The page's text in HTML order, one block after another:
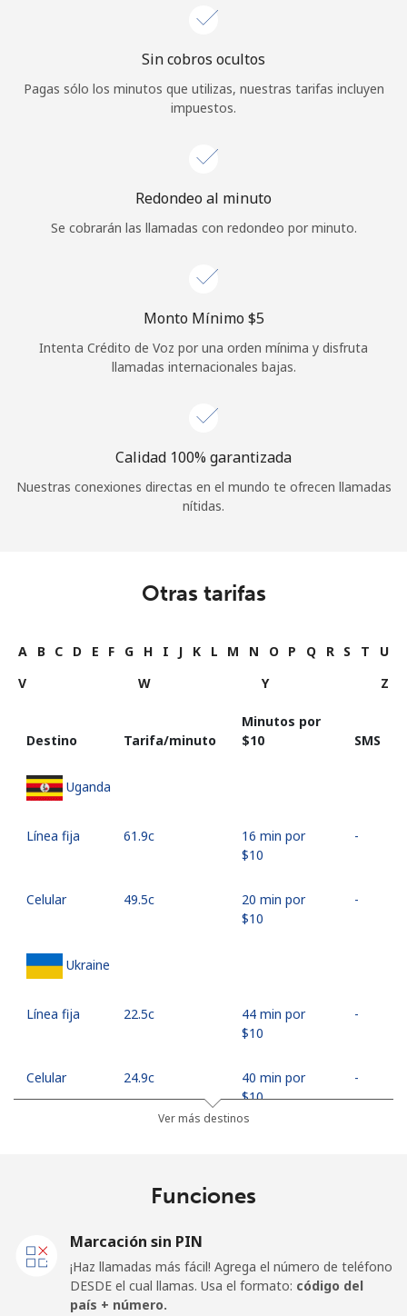
¿Olvidaste tu contraseña? →
Iniciar Sesión
Sin cobros ocultos
Pagas sólo los minutos que utilizas, nuestras tarifas incluyen
impuestos.
Redondeo al minuto
Se cobrarán las llamadas con redondeo por minuto.
Monto Mínimo ⁦$5⁩
Intenta Crédito de Voz por una orden mínima y disfruta
llamadas internacionales bajas.
Calidad 100% garantizada
Nuestras conexiones directas en el mundo te ofrecen llamadas
nítidas.
Otras tarifas
A B C D E F G H I J K L M N O P Q R S T
U
V
W Y Z
Destino Tarifa/minuto
Minutos por
⁦$10⁩
SMS
Uganda
Línea fija ⁦61.9c⁩
16 min por
⁦$10⁩
-
Celular ⁦49.5c⁩
20 min por
⁦$10⁩
-
Ukraine
Línea fija ⁦22.5c⁩
44 min por
⁦$10⁩
-
Celular ⁦24.9c⁩
40 min por
⁦$10⁩
-
⁦22.9c⁩
43 min por
Celular
⁦$10⁩
Ver más destinos
Funciones
Marcación sin PIN
¡Haz llamadas más fácil! Agrega el número de teléfono
DESDE el cual llamas. Usa el formato: código del
país + número.